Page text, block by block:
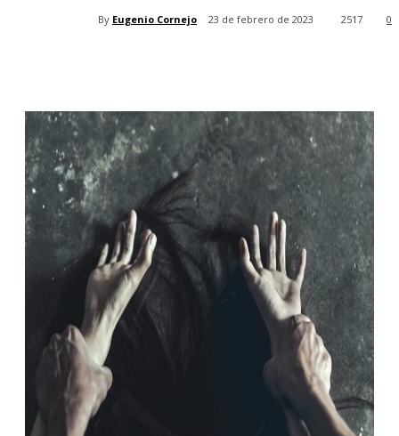
By Eugenio Cornejo 23 de febrero de 2023 0
2517